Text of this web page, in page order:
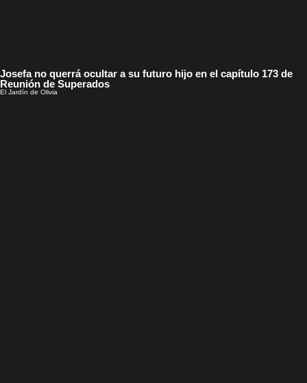
Josefa no querrá ocultar a su futuro hijo en el capítulo 173 de
Reunión de Superados
El Jardín de Olivia